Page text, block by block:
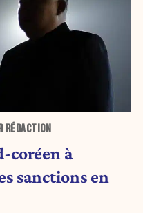
RÉDACTION
coréen à
sanctions en